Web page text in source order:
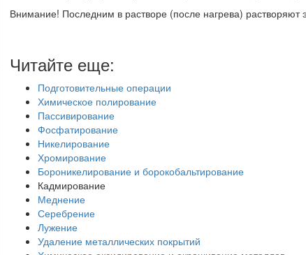
Внимание! Последним в растворе (после нагрева) растворяют
Читайте еще:
Подготовительные операции
Химическое полирование
Пассивирование
Фосфатирование
Никелирование
Хромирование
Бороникелирование и борокобальтирование
Кадмирование
Меднение
Серебрение
Лужение
Удаление металлических покрытий